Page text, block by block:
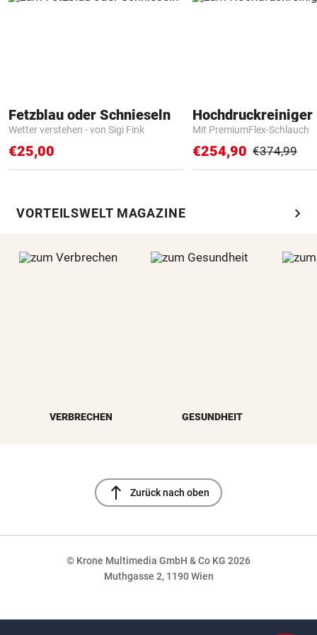
Fetzblau oder Schnieseln
Wetter verstehen - von Sigi Fink
€25,00
Hochdruckreiniger
Mit PremiumFlex-Schlauch
€254,90 €374,99
VORTEILSWELT MAGAZINE chevron_right
VERBRECHEN GESUNDHEIT
north Zurück nach oben
© Krone Multimedia GmbH & Co KG 2026
Muthgasse 2, 1190 Wien
NaN%